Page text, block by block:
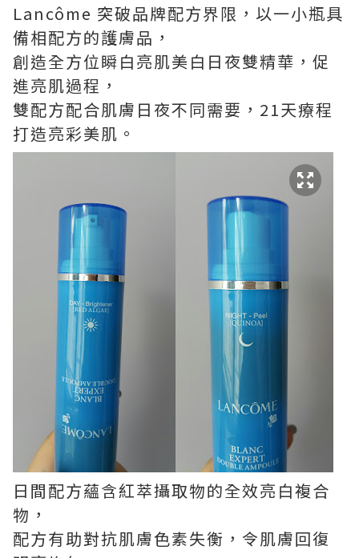
Lancôme 突破品牌配方界限，以一小瓶具
備相配方的護膚品，
創造全方位瞬白亮肌美白日夜雙精華，促
進亮肌過程，
雙配方配合肌膚日夜不同需要，21天療程
打造亮彩美肌。
日間配方蘊含紅萃攝取物的全效亮白複合
物，
配方有助對抗肌膚色素失衡，令肌膚回復